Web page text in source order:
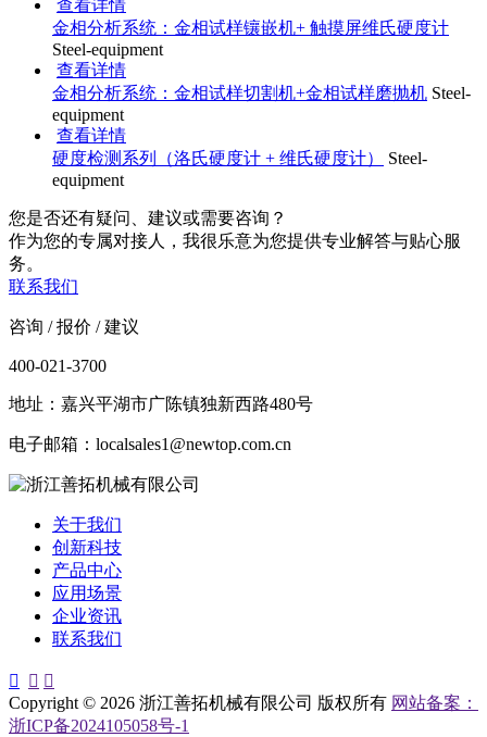
查看详情
金相分析系统：金相试样镶嵌机+ 触摸屏维氏硬度计
Steel-equipment
查看详情
金相分析系统：金相试样切割机+金相试样磨抛机 Steel-
equipment
查看详情
硬度检测系列（洛氏硬度计 + 维氏硬度计）
Steel-
equipment
您是否还有疑问、建议或需要咨询？
作为您的专属对接人，我很乐意为您提供专业解答与贴心服
务。
联系我们
咨询 / 报价 / 建议
400-021-3700
地址：嘉兴平湖市广陈镇独新西路480号
电子邮箱：localsales1@newtop.com.cn
关于我们
创新科技
产品中心
应用场景
企业资讯
联系我们
  
Copyright © 2026 浙江善拓机械有限公司 版权所有 网站备案：
浙ICP备2024105058号-1